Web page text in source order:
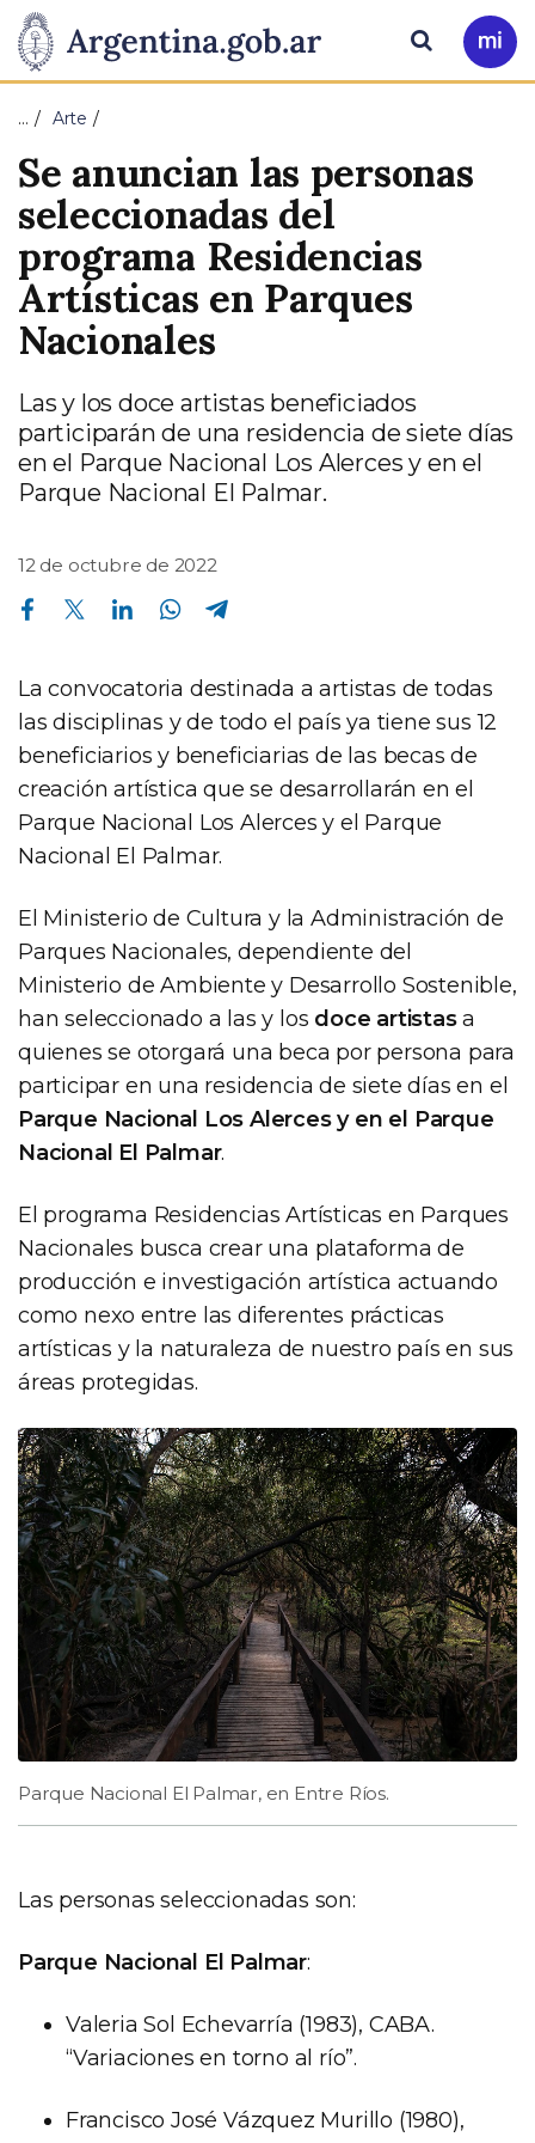
Presidencia
de
la
Nación
Pasar al contenido principal
Ir
a
Buscar
… Arte
Se anuncian las personas
seleccionadas del
programa Residencias
Artísticas en Parques
Nacionales
Las y los doce artistas beneficiados
participarán de una residencia de siete días
en el Parque Nacional Los Alerces y en el
Parque Nacional El Palmar.
12 de octubre de 2022
Compartir en Facebook Compartir en Twitter Compartir en Linkedin Compartir en Whatsapp
La convocatoria destinada a artistas de todas
las disciplinas y de todo el país ya tiene sus 12
beneficiarios y beneficiarias de las becas de
creación artística que se desarrollarán en el
Parque Nacional Los Alerces y el Parque
Nacional El Palmar.
El Ministerio de Cultura y la Administración de
Parques Nacionales, dependiente del
Ministerio de Ambiente y Desarrollo Sostenible,
han seleccionado a las y los doce artistasa
quienes se otorgará una beca por persona para
participar en una residencia de siete días en el
Parque Nacional Los Alerces y en el Parque
Nacional El Palmar.
El programa Residencias Artísticas en Parques
Nacionales busca crear una plataforma de
producción e investigación artística actuando
como nexo entre las diferentes prácticas
artísticas y la naturaleza de nuestro país en sus
áreas protegidas.
Parque Nacional El Palmar, en Entre Ríos.
Las personas seleccionadas son:
Parque Nacional El Palmar:
Valeria Sol Echevarría (1983), CABA.
“Variaciones en torno al río”.
Francisco José Vázquez Murillo (1980),